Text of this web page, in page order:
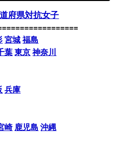
府県対抗女子
宮城 福島
葉 東京 神奈川
兵庫
崎 鹿児島 沖縄